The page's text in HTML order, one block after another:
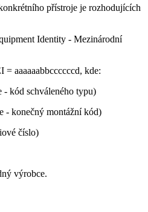
přístroje je rozhodujících
Identity - Mezinárodní
aaaaaabbccccccd, kde:
kód schváleného typu)
- konečný montážní kód)
číslo)
výrobce.